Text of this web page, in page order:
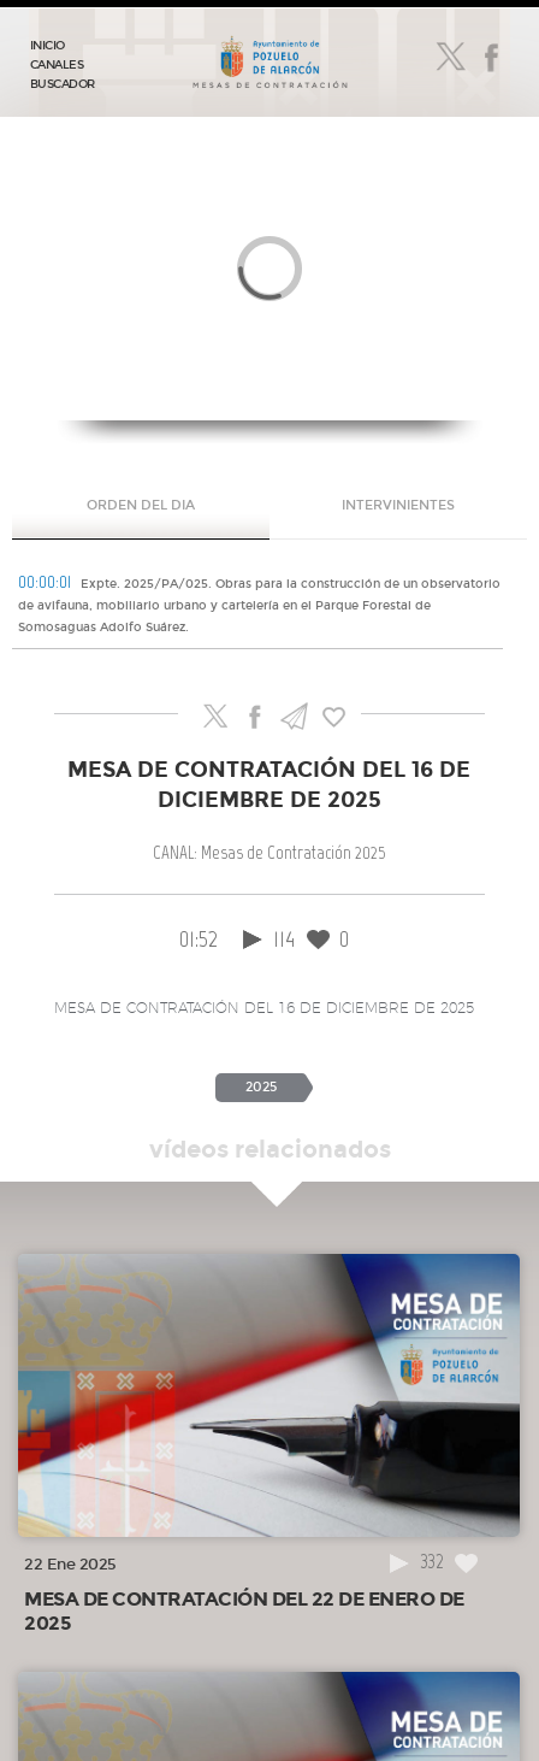
INICIO
CANALES
BUSCADOR
ORDEN DEL DIA INTERVINIENTES
00:00:01
Expte. 2025/PA/025. Obras para la construcción de un observatorio
de avifauna, mobiliario urbano y cartelería en el Parque Forestal de
Somosaguas Adolfo Suárez.
MESA DE CONTRATACIÓN DEL 16 DE
DICIEMBRE DE 2025
CANAL: Mesas de Contratación 2025
01:52 114 0
MESA DE CONTRATACIÓN DEL 16 DE DICIEMBRE DE 2025
2025
vídeos relacionados
22 Ene 2025 332
MESA DE CONTRATACIÓN DEL 22 DE ENERO DE
2025